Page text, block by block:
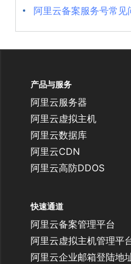
阿里云备案服务号常见
产品与服务
阿里云服务器
阿里云虚拟主机
阿里云数据库
阿里云CDN
阿里云高防DDOS
快速通道
阿里云备案管理平台
阿里云虚拟主机管理平
阿里云企业邮箱登陆地